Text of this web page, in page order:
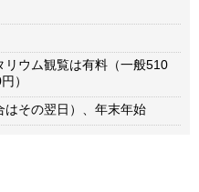
ウム観覧は有料（一般510
）
その翌日）、年末年始